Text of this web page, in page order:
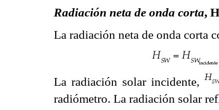
Radiación neta de onda corta, H
La radiación neta de onda corta
La radiación solar incidente,
radiómetro. La radiación solar